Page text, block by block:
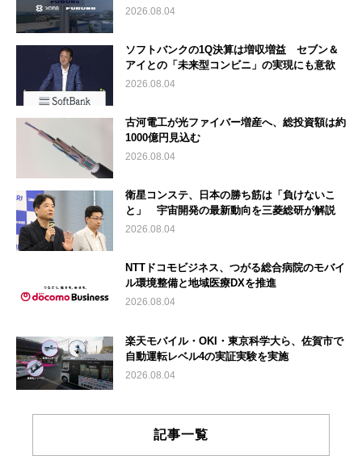
2026.08.04
ソフトバンクの1Q決算は増収増益 セブン＆
アイとの「未来型コンビニ」の実現にも意欲
2026.08.04
古河電工が光ファイバー増産へ、総投資額は約
1000億円見込む
2026.08.04
衛星コンステ、日本の勝ち筋は「負けないこ
と」 宇宙開発の最新動向を三菱総研が解説
2026.08.04
NTTドコモビジネス、つがる総合病院のモバイ
ル環境整備と地域医療DXを推進
2026.08.04
楽天モバイル・OKI・東京科学大ら、佐賀市で
自動運転レベル4の実証実験を実施
2026.08.04
記事一覧